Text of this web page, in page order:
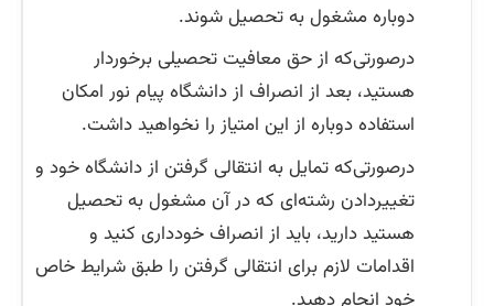
دوباره مشغول به تحصیل شوند.
درصورتی‌که از حق معافیت تحصیلی برخوردار
هستید، بعد از انصراف از دانشگاه پیام نور امکان
استفاده دوباره از این امتیاز را نخواهید داشت.
درصورتی‌که تمایل به انتقالی گرفتن از دانشگاه خود و
تغییردادن رشته‌ای که در آن مشغول به تحصیل
هستید دارید، باید از انصراف خودداری کنید و
اقدامات لازم برای انتقالی گرفتن را طبق شرایط خاص
خود انجام دهید.